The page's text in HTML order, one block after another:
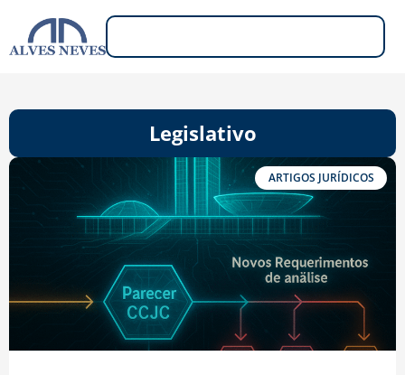
Legislativo
ARTIGOS JURÍDICOS